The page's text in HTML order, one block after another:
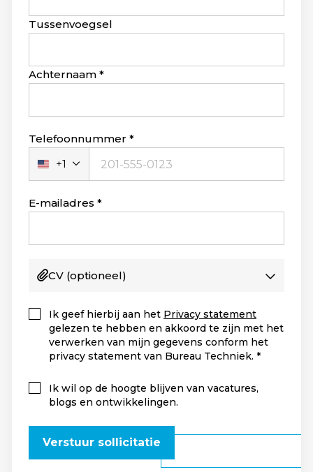
blank
Tussenvoegsel
Achternaam
Telefoonnummer
Verenigde
Staten
+1
+1
E-mailadres
CV (optioneel)
Ik geef hierbij aan het Privacy statement
gelezen te hebben en akkoord te zijn met het
verwerken van mijn gegevens conform het
privacy statement van Bureau Techniek.
Ik wil op de hoogte blijven van vacatures,
blogs en ontwikkelingen.
Verstuur sollicitatie